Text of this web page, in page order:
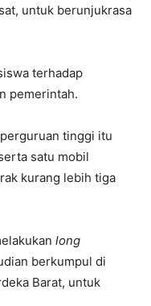
untuk berunjukrasa
terhadap
pemerintah.
tinggi itu
satu mobil
kurang lebih tiga
long
berkumpul di
Barat, untuk